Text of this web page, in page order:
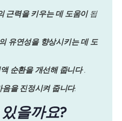
근력을 키우는 데 도움이됩
유연성을 향상시키는 데 도
순환을 개선해 줍니다.
음을 진정시켜 줍니다.
을까요?